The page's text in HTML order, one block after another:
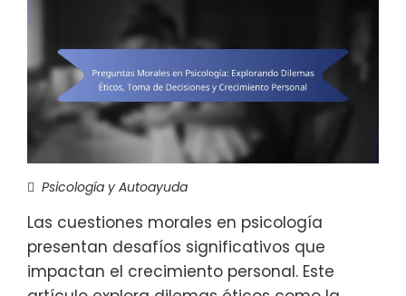
Psicología y Autoayuda
Las cuestiones morales en psicología
presentan desafíos significativos que
impactan el crecimiento personal. Este